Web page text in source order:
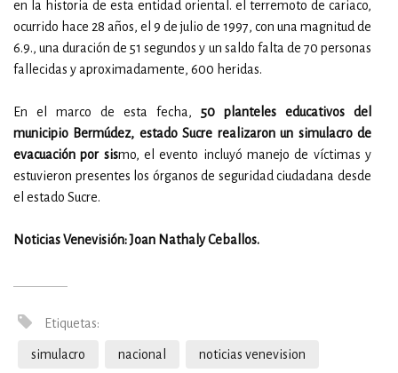
en la historia de esta entidad oriental. el terremoto de cariaco,
ocurrido hace 28 años, el 9 de julio de 1997, con una magnitud de
6.9., una duración de 51 segundos y un saldo falta de 70 personas
fallecidas y aproximadamente, 600 heridas.
En el marco de esta fecha, 50 planteles educativos del
municipio Bermúdez, estado Sucre realizaron un simulacro de
evacuación por sismo, el evento incluyó manejo de víctimas y
estuvieron presentes los órganos de seguridad ciudadana desde
el estado Sucre.
Noticias Venevisión: Joan Nathaly Ceballos.
Etiquetas:
simulacro nacional noticias venevision